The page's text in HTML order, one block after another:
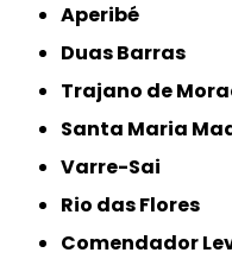
Aperibé
Duas Barras
Trajano de
Santa Maria
Varre-Sai
Rio das Flores
Comendador